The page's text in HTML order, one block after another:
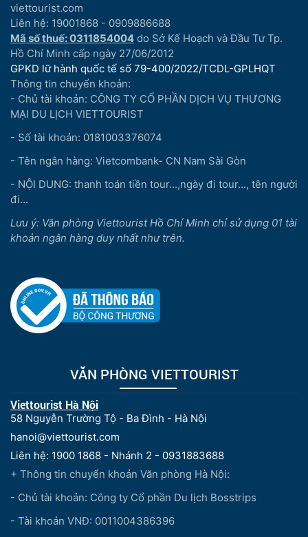
viettourist.com
Liên hệ: 19001868 - 0909886688
Mã số thuế: 0311854004 do Sở Kế Hoạch và Đầu Tư Tp.
Hồ Chí Minh cấp ngày 27/06/2012
GPKD lữ hành quốc tế số 79-400/2022/TCDL-GPLHQT
Thông tin chuyển khoản:
- Chủ tài khoản: CÔNG TY CỔ PHẦN DỊCH VỤ THƯƠNG
MẠI DU LỊCH VIETTOURIST
- Số tài khoản: 0181003376074
- Tên ngân hàng: Vietcombank- CN Nam Sài Gòn
- NỘI DUNG: thanh toán tiền tour...,ngày đi tour..., tên người
đi...
Lưu ý: Văn phòng Viettourist Hồ Chí Minh chỉ sử dụng 01 tài
khoản ngân hàng duy nhất như trên.
VĂN PHÒNG VIETTOURIST
Viettourist Hà Nội
58 Nguyễn Trường Tộ - Ba Đình - Hà Nội
hanoi@viettourist.com
Liên hệ: 1900 1868 - Nhánh 2 - 0931883688
+ Thông tin chuyển khoản Văn phòng Hà Nội:
- Chủ tài khoản: Công ty Cổ phần Du lịch Bosstrips
- Tài khoản VNĐ: 0011004386396